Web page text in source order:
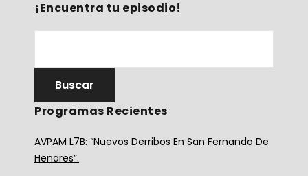
¡Encuentra tu episodio!
Programas Recientes
AVPAM L7B: “Nuevos Derribos En San Fernando De
Henares”.